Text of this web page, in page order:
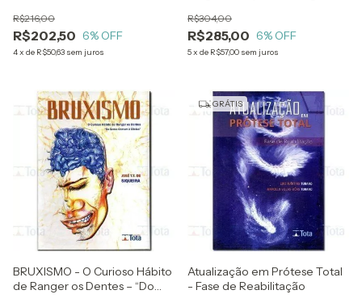
R$202,50
R$216,00
6% OFF
4x de R$50,63 sem juros
R$285,00
R$304,00
6% OFF
5x de R$57,00 sem juros
BRUXISMO - O Curioso Hábito
de Ranger os Dentes – “Do
GRÁTIS
Atualização em Prótese Total
- Fase de Reabilitação